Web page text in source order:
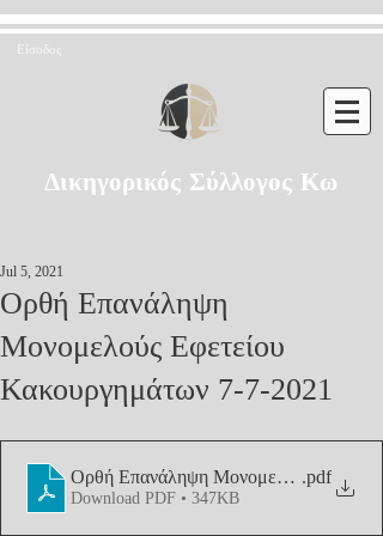
Είσοδος
Δικηγορικός Σύλλογος Κω
Ορθή Επανάληψη
Μονομελούς Εφετείου
Κακουργημάτων 7-7-2021
Jul 5, 2021
Ορθή Επανάληψη Μονομελούς.pdf
Download PDF • 347KB